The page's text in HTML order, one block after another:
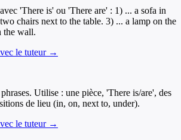
'There is' ou 'There are' : 1) ... a sofa in
chairs next to the table. 3) ... a lamp on the
the wall.
le tuteur →
Utilise : une pièce, 'There is/are', des
de lieu (in, on, next to, under).
le tuteur →